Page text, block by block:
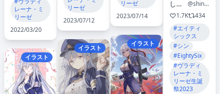
レーナ・ミ
リーゼ
2022/03/20
イラスト
リーゼ
2023/07/12
イラスト
リーゼ
2023/07/14
イラスト
しんたけ
@shintakes_
1.7K
434
#エイティ
シックス
#シン
#EightySix
#ヴラディ
レーナ・ミ
リーゼ生誕
祭2023